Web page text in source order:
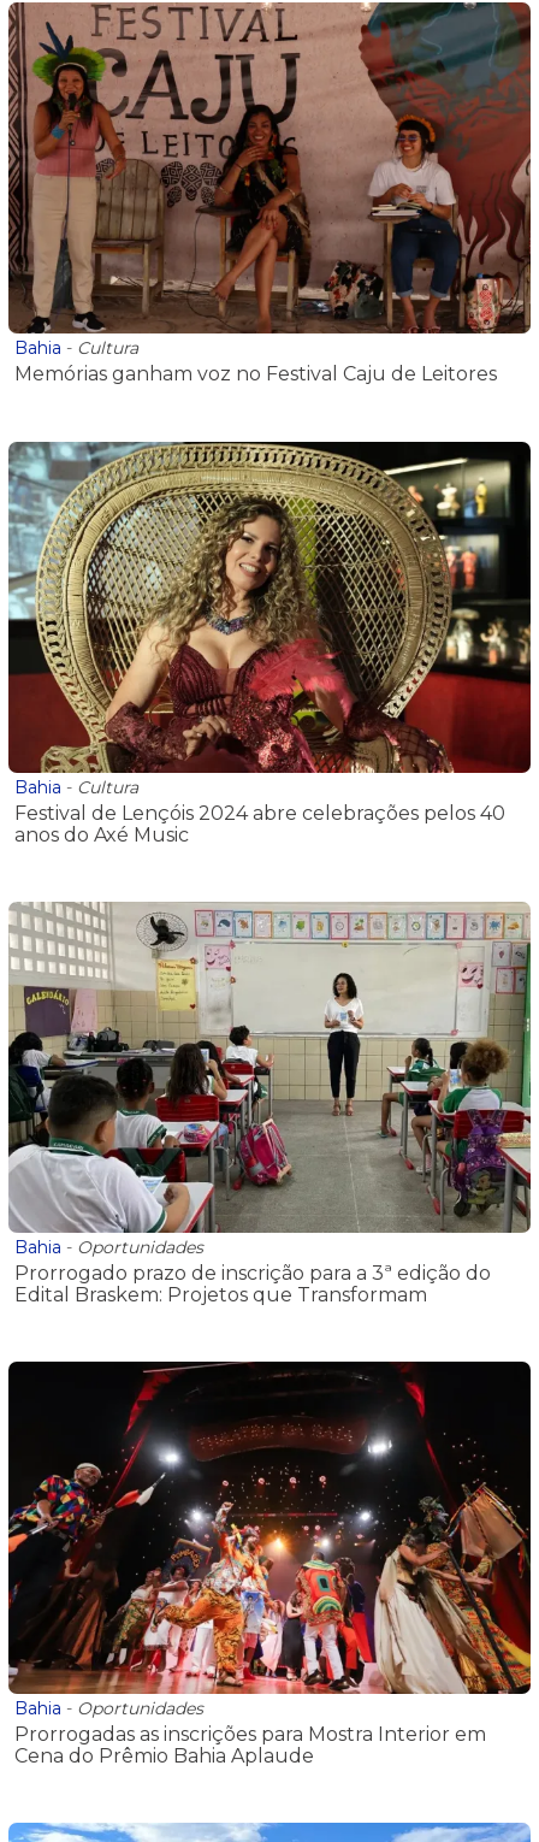
Bahia - Cultura
Memórias ganham voz no Festival Caju de Leitores
Bahia - Cultura
Festival de Lençóis 2024 abre celebrações pelos 40
anos do Axé Music
Bahia - Oportunidades
Prorrogado prazo de inscrição para a 3ª edição do
Edital Braskem: Projetos que Transformam
Bahia - Oportunidades
Prorrogadas as inscrições para Mostra Interior em
Cena do Prêmio Bahia Aplaude